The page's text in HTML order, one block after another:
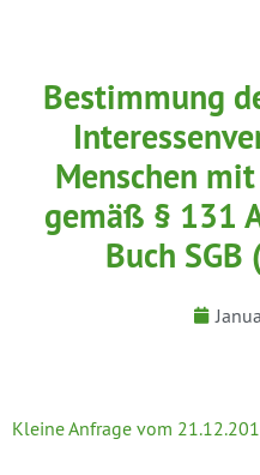
Bestimmung
Menschen
gemäß § 131
Buch SGB
Kleine Anfrage vom